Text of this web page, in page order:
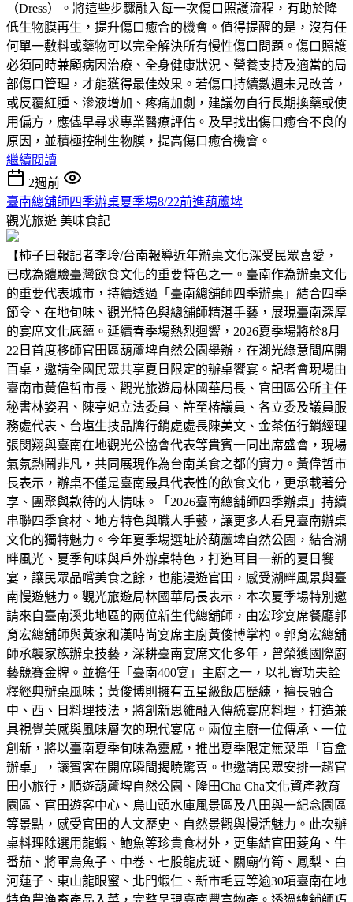
（Dress）。將這些步驟融入每一次傷口照護流程，有助於降
低生物膜再生，提升傷口癒合的機會。值得提醒的是，沒有任
何單一敷料或藥物可以完全解決所有慢性傷口問題。傷口照護
必須同時兼顧病因治療、全身健康狀況、營養支持及適當的局
部傷口管理，才能獲得最佳效果。若傷口持續數週未見改善，
或反覆紅腫、滲液增加、疼痛加劇，建議勿自行長期換藥或使
用偏方，應儘早尋求專業醫療評估。及早找出傷口癒合不良的
原因，並積極控制生物膜，提高傷口癒合機會。
繼續閱讀
2週前
臺南總舖師四季辦桌夏季場8/22前進葫蘆埤
觀光旅遊 美味食記
【柿子日報記者李玲/台南報導近年辦桌文化深受民眾喜愛，
已成為體驗臺灣飲食文化的重要特色之一。臺南作為辦桌文化
的重要代表城市，持續透過「臺南總舖師四季辦桌」結合四季
節令、在地旬味、觀光特色與總舖師精湛手藝，展現臺南深厚
的宴席文化底蘊。延續春季場熱烈迴響，2026夏季場將於8月
22日首度移師官田區葫蘆埤自然公園舉辦，在湖光綠意間席開
百桌，邀請全國民眾共享夏日限定的辦桌饗宴。記者會現場由
臺南市黃偉哲市長、觀光旅遊局林國華局長、官田區公所主任
秘書林姿君、陳亭妃立法委員、許至椿議員、各立委及議員服
務處代表、台塩生技品牌行銷處處長陳美文、金茶伍行銷經理
張閔翔與臺南在地觀光公協會代表等貴賓一同出席盛會，現場
氣氛熱鬧非凡，共同展現作為台南美食之都的實力。黃偉哲市
長表示，辦桌不僅是臺南最具代表性的飲食文化，更承載著分
享、團聚與款待的人情味。「2026臺南總舖師四季辦桌」持續
串聯四季食材、地方特色與職人手藝，讓更多人看見臺南辦桌
文化的獨特魅力。今年夏季場選址於葫蘆埤自然公園，結合湖
畔風光、夏季旬味與戶外辦桌特色，打造耳目一新的夏日饗
宴，讓民眾品嚐美食之餘，也能漫遊官田，感受湖畔風景與臺
南慢遊魅力。觀光旅遊局林國華局長表示，本次夏季場特別邀
請來自臺南溪北地區的兩位新生代總舖師，由宏珍宴席餐廳郭
育宏總舖師與黃家和漢時尚宴席主廚黃俊博掌杓。郭育宏總舖
師承襲家族辦桌技藝，深耕臺南宴席文化多年，曾榮獲國際廚
藝競賽金牌。並擔任「臺南400宴」主廚之一，以扎實功夫詮
釋經典辦桌風味；黃俊博則擁有五星級飯店歷練，擅長融合
中、西、日料理技法，將創新思維融入傳統宴席料理，打造兼
具視覺美感與風味層次的現代宴席。兩位主廚一位傳承、一位
創新，將以臺南夏季旬味為靈感，推出夏季限定無菜單「盲盒
辦桌」，讓賓客在開席瞬間揭曉驚喜。也邀請民眾安排一趟官
田小旅行，順遊葫蘆埤自然公園、隆田Cha Cha文化資產教育
園區、官田遊客中心、烏山頭水庫風景區及八田與一紀念園區
等景點，感受官田的人文歷史、自然景觀與慢活魅力。此次辦
桌料理除選用龍蝦、鮑魚等珍貴食材外，更集結官田菱角、牛
番茄、將軍烏魚子、中卷、七股龍虎斑、關廟竹筍、鳳梨、白
河蓮子、東山龍眼蜜、北門蝦仁、新市毛豆等逾30項臺南在地